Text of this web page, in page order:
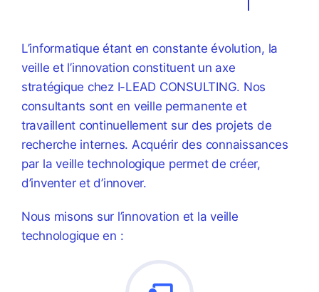
L’informatique étant en constante évolution, la
veille et l’innovation constituent un axe
stratégique chez I-LEAD CONSULTING. Nos
consultants sont en veille permanente et
travaillent continuellement sur des projets de
recherche internes. Acquérir des connaissances
par la veille technologique permet de créer,
d’inventer et d’innover.
Nous misons sur l’innovation et la veille
technologique en :